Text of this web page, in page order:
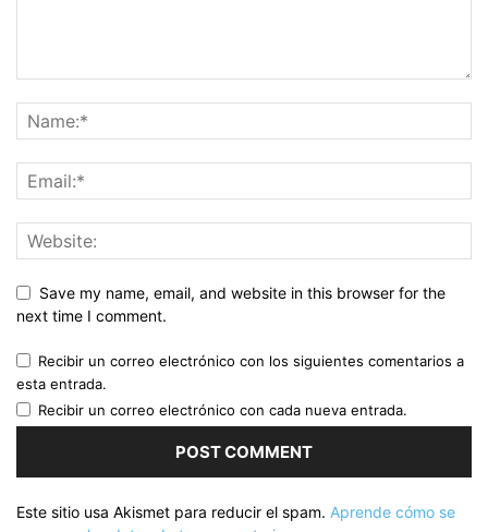
Save my name, email, and website in this browser for the
next time I comment.
Recibir un correo electrónico con los siguientes comentarios a
esta entrada.
Recibir un correo electrónico con cada nueva entrada.
Este sitio usa Akismet para reducir el spam. Aprende cómo se